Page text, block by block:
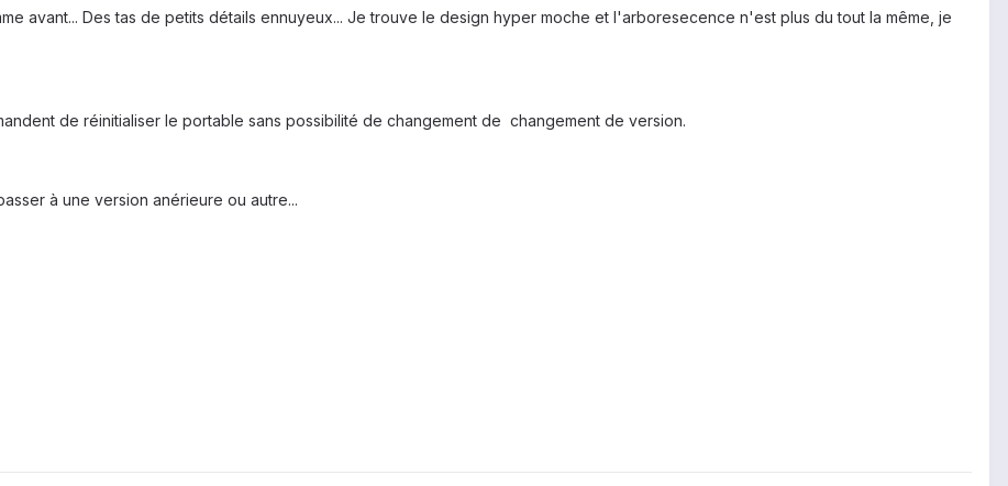
avant... Des tas de petits détails ennuyeux... Je trouve le design hyper moche et l'arboresecence n'est plus du tout la même, je
de réinitialiser le portable sans possibilité de changement de changement de version.
à une version anérieure ou autre...